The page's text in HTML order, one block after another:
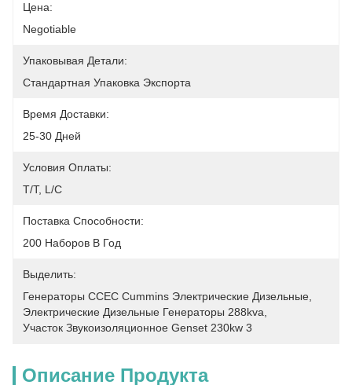
Цена:
Negotiable
Упаковывая Детали:
Стандартная Упаковка Экспорта
Время Доставки:
25-30 Дней
Условия Оплаты:
T/T, L/C
Поставка Способности:
200 Наборов В Год
Выделить:
Генераторы CCEC Cummins Электрические Дизельные
Электрические Дизельные Генераторы 288kva
Участок Звукоизоляционное Genset 230kw 3
Описание Продукта